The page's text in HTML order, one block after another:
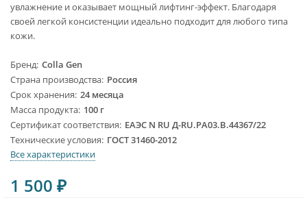
увлажнение и оказывает мощный лифтинг-эффект. Благодаря
своей легкой консистенции идеально подходит для любого типа
кожи.
Бренд Colla Gen
Страна производства Россия
Срок хранения 24 месяца
Масса продукта 100 г
Сертификат соответствия ЕАЭС N RU Д-RU.PA03.B.44367/22
Технические условия ГОСТ 31460-2012
Все характеристики
1 500 ₽